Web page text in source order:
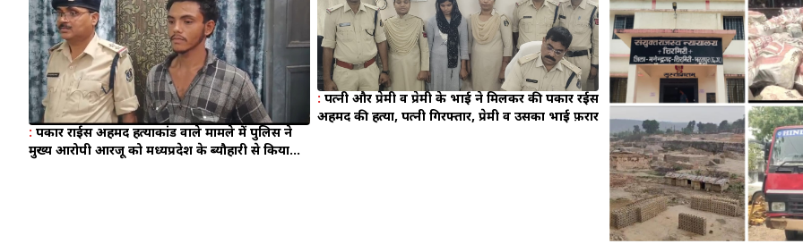
: पत्रकार राईस अहमद हत्याकांड वाले मामले में पुलिस ने
मुख्य आरोपी आरजू को मध्यप्रदेश के ब्यौहारी से किया
: पत्नी और प्रेमी व प्रेमी के भाई ने मिलकर की पत्रकार रईस
अहमद की हत्या, पत्नी गिरफ्तार, प्रेमी व उसका भाई फ़रार